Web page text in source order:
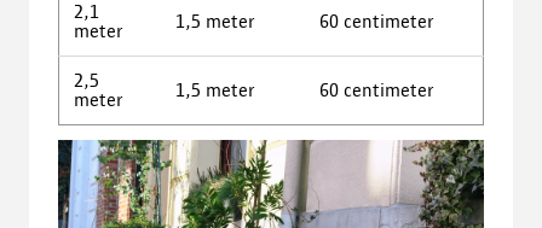
2,1
meter
1,5 meter 60 centimeter
2,5
meter
1,5 meter 60 centimeter